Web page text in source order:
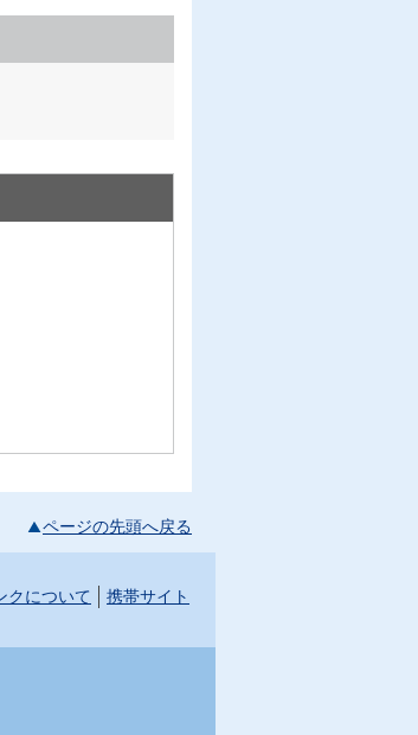
ページの先頭へ戻る
クについて 携帯サイト